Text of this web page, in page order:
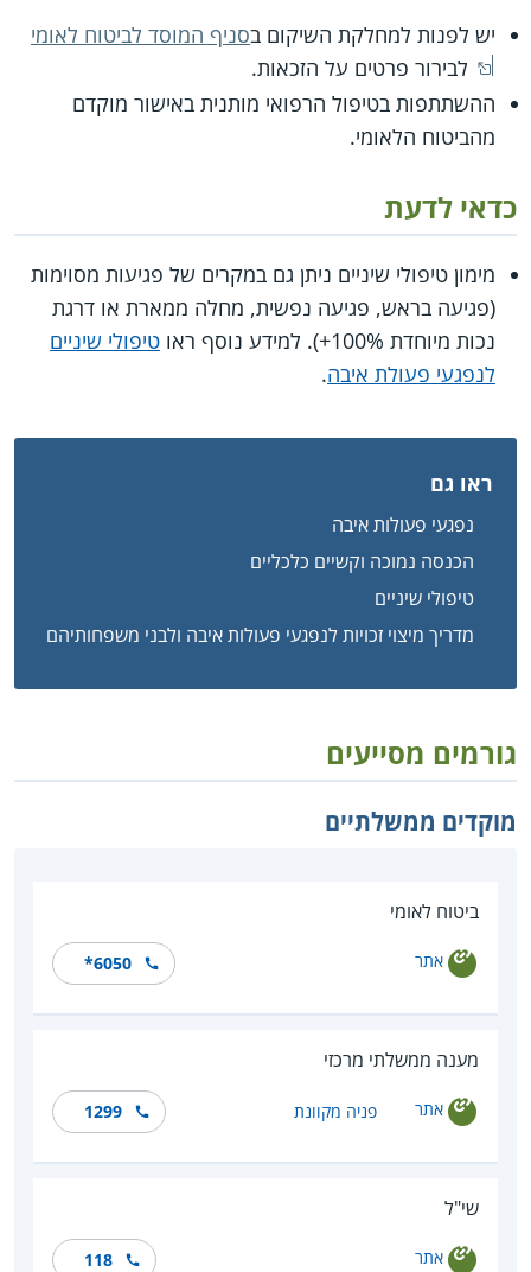
יש לפנות למחלקת השיקום בסניף המוסד לביטוח לאומי
לבירור פרטים על הזכאות.
ההשתתפות בטיפול הרפואי מותנית באישור מוקדם
מהביטוח הלאומי.
כדאי לדעת
מימון טיפולי שיניים ניתן גם במקרים של פגיעות מסוימות
(פגיעה בראש, פגיעה נפשית, מחלה ממארת או דרגת
נכות מיוחדת 100%+). למידע נוסף ראו
טיפולי שיניים
לנפגעי פעולת איבה.
ראו גם
נפגעי פעולות איבה
הכנסה נמוכה וקשיים כלכליים
טיפולי שיניים
מדריך מיצוי זכויות לנפגעי פעולות איבה ולבני משפחותיהם
גורמים מסייעים
מוקדים ממשלתיים
ביטוח לאומי
אתר *6050
מענה ממשלתי מרכזי
אתר פניה מקוונת 1299
שי"ל
אתר 118